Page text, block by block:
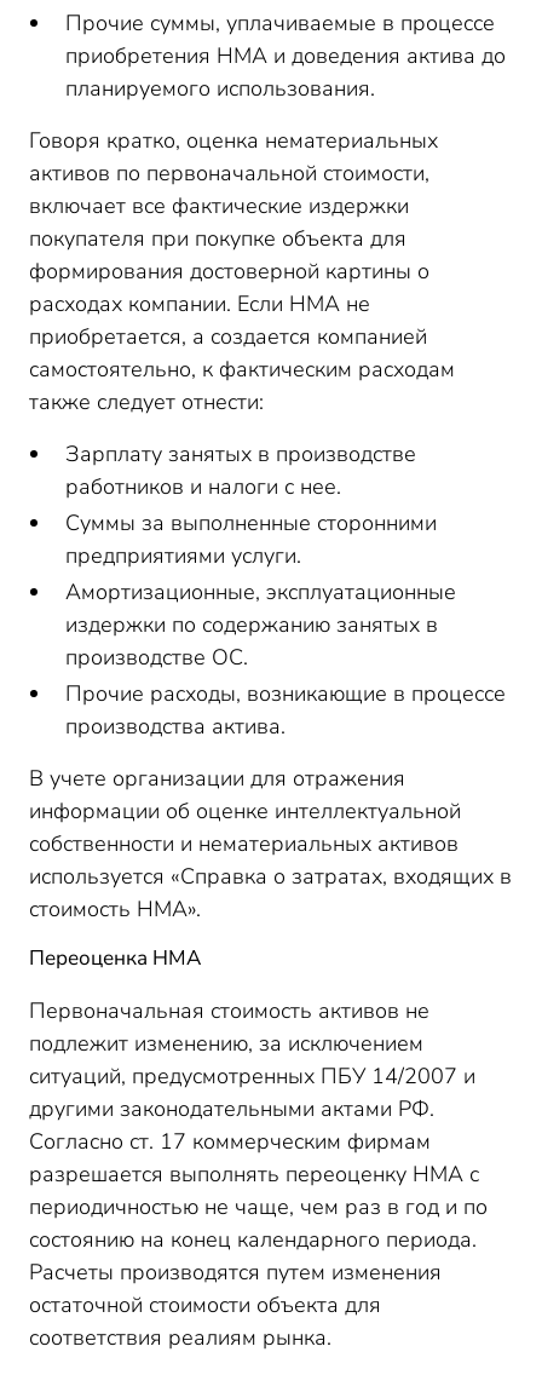
Прочие суммы, уплачиваемые в процессе
приобретения НМА и доведения актива до
планируемого использования.
Говоря кратко, оценка нематериальных
активов по первоначальной стоимости,
включает все фактические издержки
покупателя при покупке объекта для
формирования достоверной картины о
расходах компании. Если НМА не
приобретается, а создается компанией
самостоятельно, к фактическим расходам
также следует отнести:
Зарплату занятых в производстве
работников и налоги с нее.
Суммы за выполненные сторонними
предприятиями услуги.
Амортизационные, эксплуатационные
издержки по содержанию занятых в
производстве ОС.
Прочие расходы, возникающие в процессе
производства актива.
В учете организации для отражения
информации об оценке интеллектуальной
собственности и нематериальных активов
используется «Справка о затратах, входящих в
стоимость НМА».
Переоценка НМА
Первоначальная стоимость активов не
подлежит изменению, за исключением
ситуаций, предусмотренных ПБУ 14/2007 и
другими законодательными актами РФ.
Согласно ст. 17 коммерческим фирмам
разрешается выполнять переоценку НМА с
периодичностью не чаще, чем раз в год и по
состоянию на конец календарного периода.
Расчеты производятся путем изменения
остаточной стоимости объекта для
соответствия реалиям рынка.